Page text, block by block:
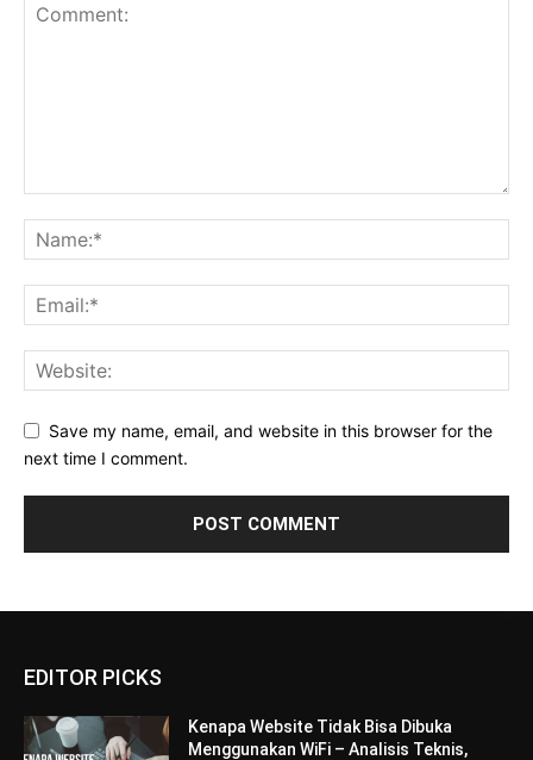
Save my name, email, and website in this browser for the
next time I comment.
EDITOR PICKS
Kenapa Website Tidak Bisa Dibuka
Menggunakan WiFi – Analisis Teknis,